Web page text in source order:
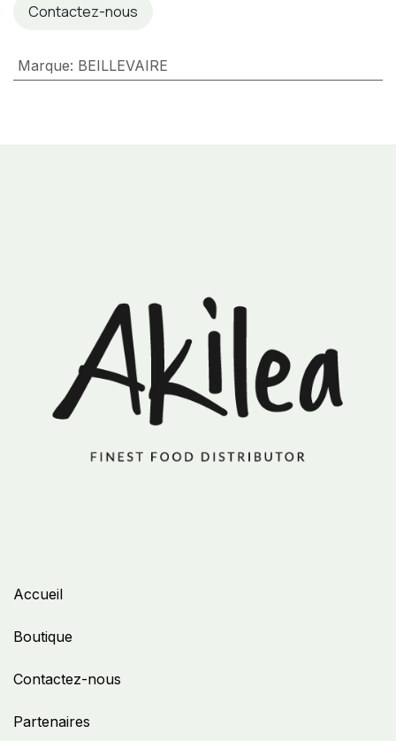
Contactez-nous
Marque: BEILLEVAIRE
Accueil
Boutique
Contactez-nous
Partenaires